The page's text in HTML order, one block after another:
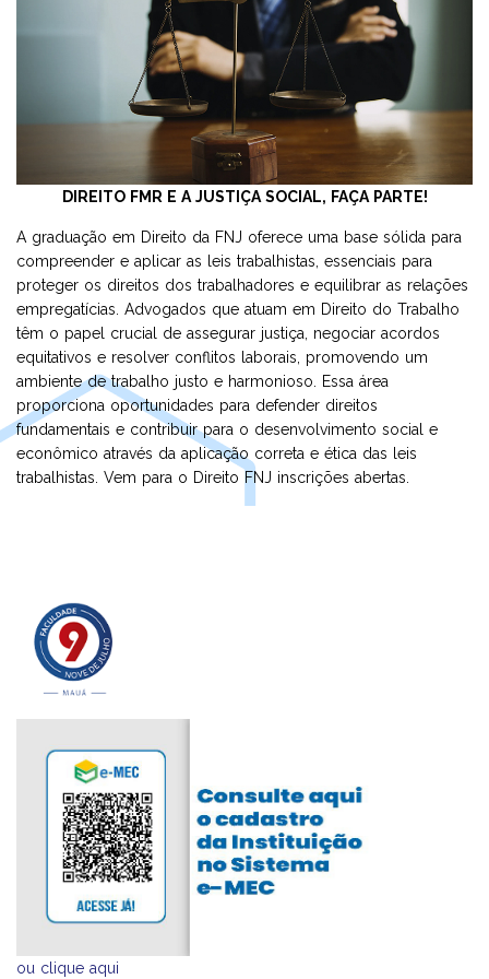
VOLTE A SER 10
TECNOLOGIA EM GESTÃO DE RECURSOS HUMANOS
DIREITO FMR E A JUSTIÇA SOCIAL, FAÇA PARTE!
A graduação em Direito da FNJ oferece uma base sólida para
compreender e aplicar as leis trabalhistas, essenciais para
proteger os direitos dos trabalhadores e equilibrar as relações
empregatícias. Advogados que atuam em Direito do Trabalho
têm o papel crucial de assegurar justiça, negociar acordos
equitativos e resolver conflitos laborais, promovendo um
ambiente de trabalho justo e harmonioso. Essa área
proporciona oportunidades para defender direitos
fundamentais e contribuir para o desenvolvimento social e
econômico através da aplicação correta e ética das leis
trabalhistas. Vem para o Direito FNJ inscrições abertas.
ou clique aqui